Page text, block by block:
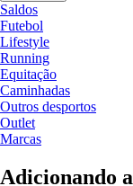
Saldos
Futebol
Lifestyle
Running
Equitação
Caminhadas
Outros desportos
Outlet
Marcas
Adicionando